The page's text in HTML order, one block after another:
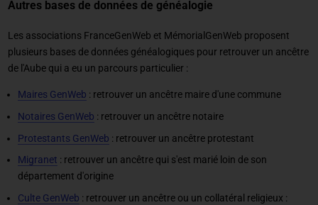
Autres bases de données de généalogie
Les associations FranceGenWeb et MémorialGenWeb proposent
plusieurs bases de données généalogiques pour retrouver un ancêtre
de l'Aube qui a eu un parcours particulier :
Maires GenWeb : retrouver un ancêtre maire d'une commune
Notaires GenWeb : retrouver un ancêtre notaire
Protestants GenWeb : retrouver un ancêtre protestant
Migranet : retrouver un ancêtre qui s'est marié loin de son
département d'origine
Culte GenWeb : retrouver un ancêtre ou un collatéral religieux :